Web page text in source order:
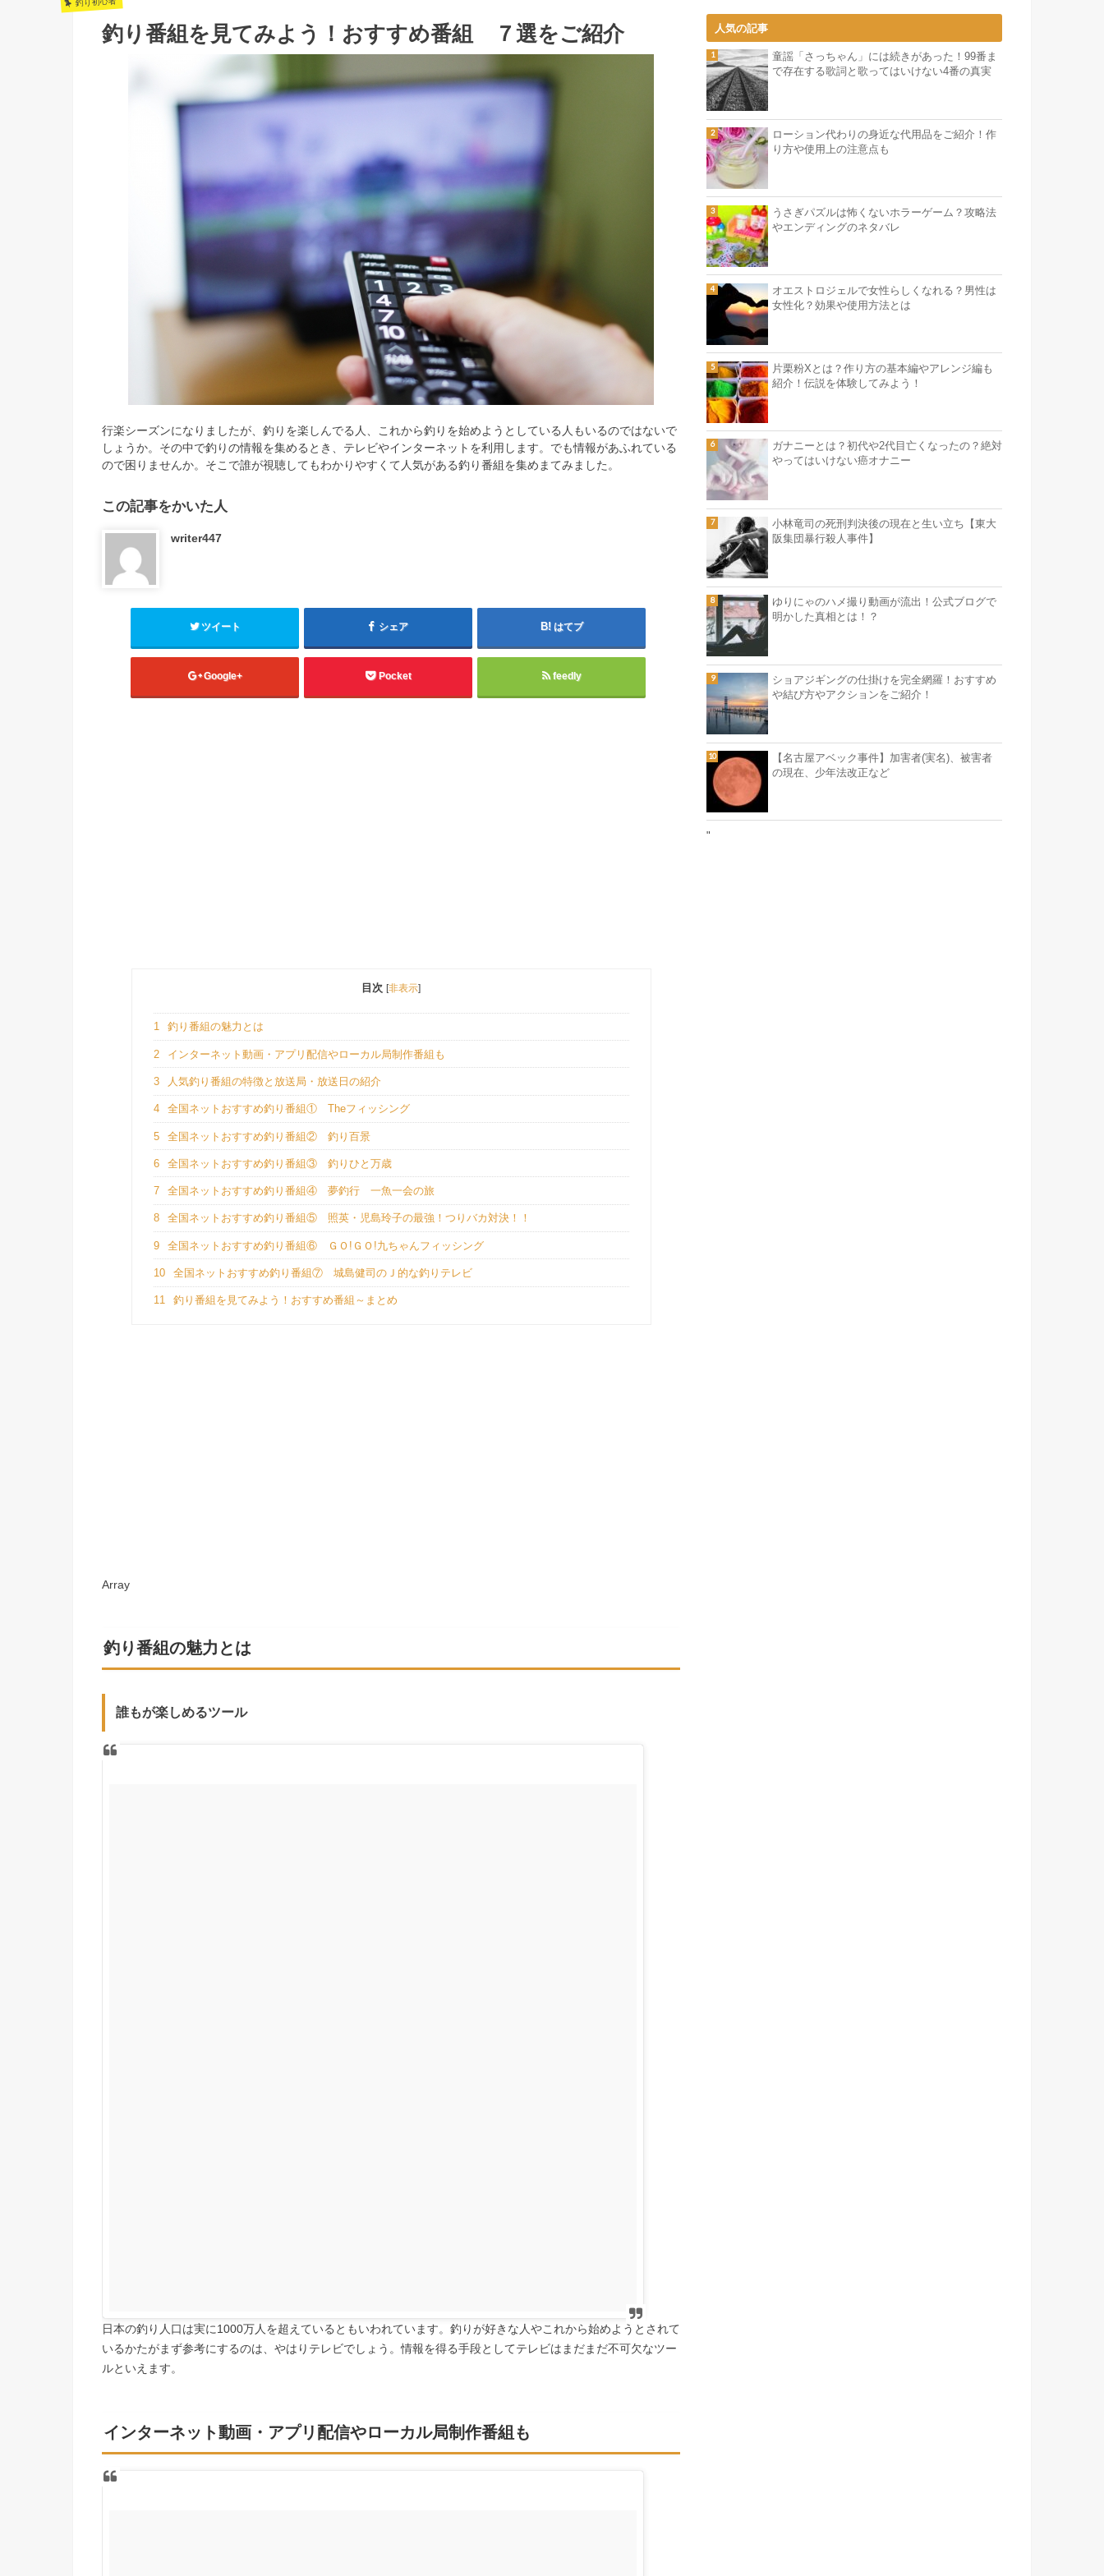
釣り番組を見てみよう！おすすめ番組 ７選をご紹介
行楽シーズンになりましたが、釣りを楽しんでる人、これから釣りを始めようとしている人もいるのではないで
しょうか。その中で釣りの情報を集めるとき、テレビやインターネットを利用します。でも情報があふれている
ので困りませんか。そこで誰が視聴してもわかりやすくて人気がある釣り番組を集めまてみました。
この記事をかいた人
writer447
ツイート シェア はてブ
Google+ Pocket feedly
目次 [非表示]
1 釣り番組の魅力とは
2 インターネット動画・アプリ配信やローカル局制作番組も
3 人気釣り番組の特徴と放送局・放送日の紹介
4 全国ネットおすすめ釣り番組① Theフィッシング
5 全国ネットおすすめ釣り番組② 釣り百景
6 全国ネットおすすめ釣り番組③ 釣りひと万歳
7 全国ネットおすすめ釣り番組④ 夢釣行 一魚一会の旅
8 全国ネットおすすめ釣り番組⑤ 照英・児島玲子の最強！つりバカ対決！！
9 全国ネットおすすめ釣り番組⑥ ＧＯ!ＧＯ!九ちゃんフィッシング
10 全国ネットおすすめ釣り番組⑦ 城島健司のＪ的な釣りテレビ
11 釣り番組を見てみよう！おすすめ番組～まとめ
Array
釣り番組の魅力とは
誰もが楽しめるツール
日本の釣り人口は実に1000万人を超えているともいわれています。釣りが好きな人やこれから始めようとされて
いるかたがまず参考にするのは、やはりテレビでしょう。情報を得る手段としてテレビはまだまだ不可欠なツー
ルといえます。
インターネット動画・アプリ配信やローカル局制作番組も
人気の記事
童謡「さっちゃん」には続きがあった！99番ま
で存在する歌詞と歌ってはいけない4番の真実
ローション代わりの身近な代用品をご紹介！作
り方や使用上の注意点も
うさぎパズルは怖くないホラーゲーム？攻略法
やエンディングのネタバレ
オエストロジェルで女性らしくなれる？男性は
女性化？効果や使用方法とは
片栗粉Xとは？作り方の基本編やアレンジ編も
紹介！伝説を体験してみよう！
ガナニーとは？初代や2代目亡くなったの？絶対
やってはいけない癌オナニー
小林竜司の死刑判決後の現在と生い立ち【東大
阪集団暴行殺人事件】
ゆりにゃのハメ撮り動画が流出！公式ブログで
明かした真相とは！？
ショアジギングの仕掛けを完全網羅！おすすめ
や結び方やアクションをご紹介！
【名古屋アベック事件】加害者(実名)、被害者
の現在、少年法改正など
"